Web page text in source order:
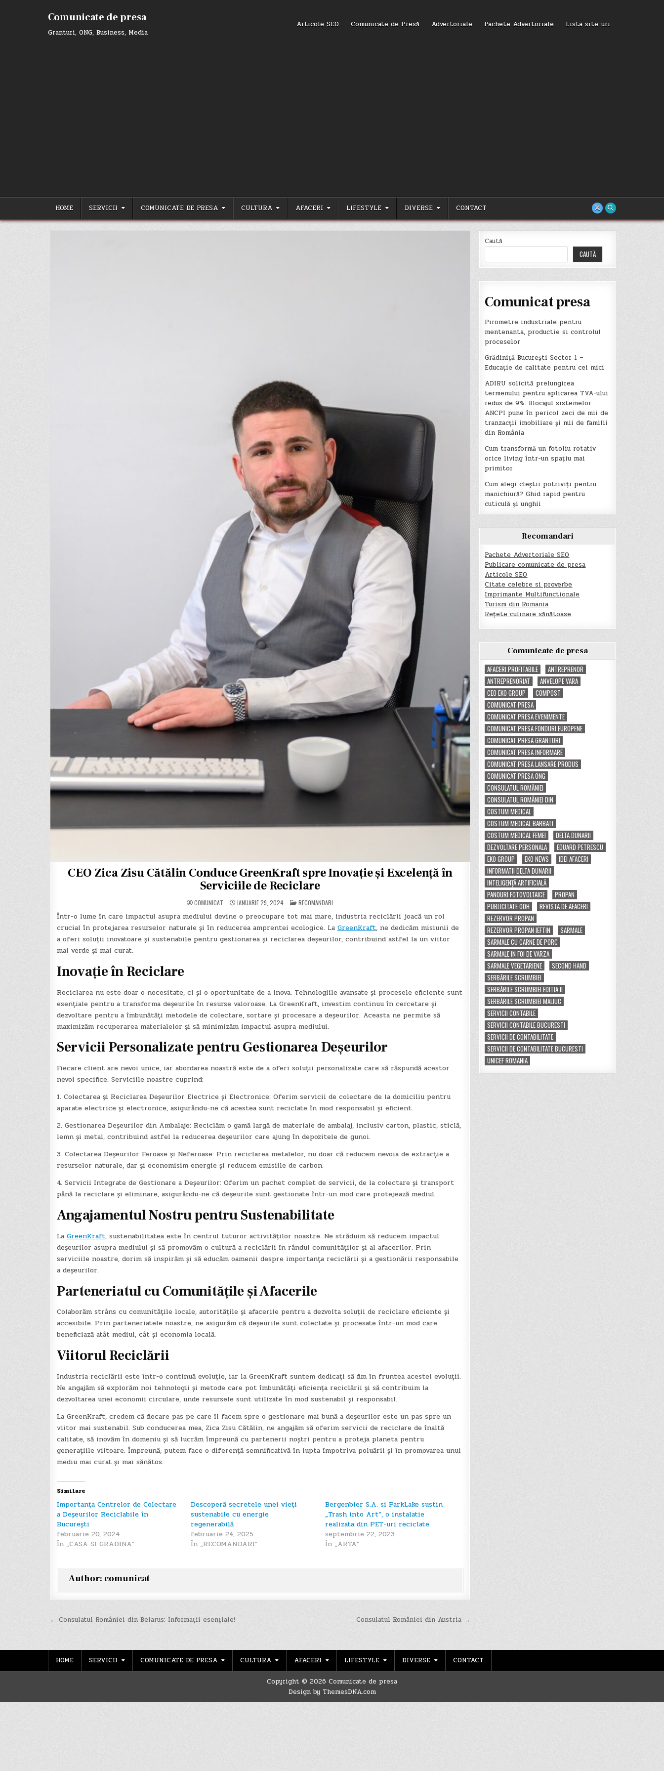
Comunicate de presa
Granturi, ONG, Business, Media
Articole SEO Comunicate de Presă Advertoriale Pachete Advertoriale Lista site-uri
HOME SERVICII COMUNICATE DE PRESA CULTURA AFACERI LIFESTYLE DIVERSE CONTACT
CEO Zica Zisu Cătălin Conduce GreenKraft spre Inovație și Excelență în
Serviciile de Reciclare
COMUNICAT IANUARIE 29, 2024 POSTED
IN
RECOMANDARI
Într-o lume în care impactul asupra mediului devine o preocupare tot mai mare, industria reciclării joacă un rol
crucial în protejarea resurselor naturale și în reducerea amprentei ecologice. La GreenKraft, ne dedicăm misiunii de
a oferi soluții inovatoare și sustenabile pentru gestionarea și reciclarea deșeurilor, contribuind astfel la un viitor
mai verde și mai curat.
Inovație în Reciclare
Reciclarea nu este doar o necesitate, ci și o oportunitate de a inova. Tehnologiile avansate și procesele eficiente sunt
esențiale pentru a transforma deșeurile în resurse valoroase. La GreenKraft, investim continuu în cercetare și
dezvoltare pentru a îmbunătăți metodele de colectare, sortare și procesare a deșeurilor. Aceasta ne permite să
maximizăm recuperarea materialelor și să minimizăm impactul asupra mediului.
Servicii Personalizate pentru Gestionarea Deșeurilor
Fiecare client are nevoi unice, iar abordarea noastră este de a oferi soluții personalizate care să răspundă acestor
nevoi specifice. Serviciile noastre cuprind:
1. Colectarea și Reciclarea Deșeurilor Electrice și Electronice: Oferim servicii de colectare de la domiciliu pentru
aparate electrice și electronice, asigurându-ne că acestea sunt reciclate în mod responsabil și eficient.
2. Gestionarea Deșeurilor din Ambalaje: Reciclăm o gamă largă de materiale de ambalaj, inclusiv carton, plastic, sticlă,
lemn și metal, contribuind astfel la reducerea deșeurilor care ajung în depozitele de gunoi.
3. Colectarea Deșeurilor Feroase și Neferoase: Prin reciclarea metalelor, nu doar că reducem nevoia de extracție a
resurselor naturale, dar și economisim energie și reducem emisiile de carbon.
4. Servicii Integrate de Gestionare a Deșeurilor: Oferim un pachet complet de servicii, de la colectare și transport
până la reciclare și eliminare, asigurându-ne că deșeurile sunt gestionate într-un mod care protejează mediul.
Angajamentul Nostru pentru Sustenabilitate
La GreenKraft, sustenabilitatea este în centrul tuturor activităților noastre. Ne străduim să reducem impactul
deșeurilor asupra mediului și să promovăm o cultură a reciclării în rândul comunităților și al afacerilor. Prin
serviciile noastre, dorim să inspirăm și să educăm oamenii despre importanța reciclării și a gestionării responsabile
a deșeurilor.
Parteneriatul cu Comunitățile și Afacerile
Colaborăm strâns cu comunitățile locale, autoritățile și afacerile pentru a dezvolta soluții de reciclare eficiente și
accesibile. Prin parteneriatele noastre, ne asigurăm că deșeurile sunt colectate și procesate într-un mod care
beneficiază atât mediul, cât și economia locală.
Viitorul Reciclării
Industria reciclării este într-o continuă evoluție, iar la GreenKraft suntem dedicați să fim în fruntea acestei evoluții.
Ne angajăm să explorăm noi tehnologii și metode care pot îmbunătăți eficiența reciclării și să contribuim la
dezvoltarea unei economii circulare, unde resursele sunt utilizate în mod sustenabil și responsabil.
La GreenKraft, credem că fiecare pas pe care îl facem spre o gestionare mai bună a deșeurilor este un pas spre un
viitor mai sustenabil. Sub conducerea mea, Zica Zisu Cătălin, ne angajăm să oferim servicii de reciclare de înaltă
calitate, să inovăm în domeniu și să lucrăm împreună cu partenerii noștri pentru a proteja planeta pentru
generațiile viitoare. Împreună, putem face o diferență semnificativă în lupta împotriva poluării și în promovarea unui
mediu mai curat și mai sănătos.
Similare
Importanța Centrelor de Colectare
a Deșeurilor Reciclabile în
București
februarie 20, 2024
În „CASA SI GRADINA”
Descoperă secretele unei vieți
sustenabile cu energie
regenerabilă
februarie 24, 2025
În „RECOMANDARI”
Bergenbier S.A. si ParkLake sustin
„Trash into Art”, o instalatie
realizata din PET-uri reciclate
septembrie 22, 2023
În „ARTA”
Author: comunicat
Navigare
articole
Consulatul României din Austria →
← Consulatul României din Belarus: Informații esențiale!
Caută
CAUTĂ
Comunicat presa
Pirometre industriale pentru
mentenanta, productie si controlul
proceselor
Grădiniță București Sector 1 –
Educație de calitate pentru cei mici
ADIRU solicită prelungirea
termenului pentru aplicarea TVA-ului
redus de 9%: Blocajul sistemelor
ANCPI pune în pericol zeci de mii de
tranzacții imobiliare și mii de familii
din România
Cum transformă un fotoliu rotativ
orice living într-un spațiu mai
primitor
Cum alegi cleștii potriviți pentru
manichiură? Ghid rapid pentru
cuticulă și unghii
Recomandari
Pachete Advertoriale SEO
Publicare comunicate de presa
Articole SEO
Citate celebre si proverbe
Imprimante Multifunctionale
Turism din Romania
Rețete culinare sănătoase
Comunicate de presa
AFACERI PROFITABILE
ANTREPRENOR
ANTREPRENORIAT
ANVELOPE VARA
CEO EKO GROUP
COMPOST
COMUNICAT PRESA
COMUNICAT PRESA EVENIMENTE
COMUNICAT PRESA FONDURI EUROPENE
COMUNICAT PRESA GRANTURI
COMUNICAT PRESA INFORMARE
COMUNICAT PRESA LANSARE PRODUS
COMUNICAT PRESA ONG
CONSULATUL ROMÂNIEI
CONSULATUL ROMÂNIEI DIN
COSTUM MEDICAL
COSTUM MEDICAL BARBATI
COSTUM MEDICAL FEMEI
DELTA DUNARII
DEZVOLTARE PERSONALA
EDUARD PETRESCU
EKO GROUP
EKO NEWS
IDEI AFACERI
INFORMATII DELTA DUNARII
INTELIGENȚĂ ARTIFICIALĂ
PANOURI FOTOVOLTAICE
PROPAN
PUBLICITATE OOH
REVISTA DE AFACERI
REZERVOR PROPAN
REZERVOR PROPAN IEFTIN
SARMALE
SARMALE CU CARNE DE PORC
SARMALE IN FOI DE VARZA
SARMALE VEGETARIENE
SECOND HAND
SERBĂRILE SCRUMBIEI
SERBĂRILE SCRUMBIEI EDITIA II
SERBĂRILE SCRUMBIEI MALIUC
SERVICII CONTABILE
SERVICII CONTABILE BUCURESTI
SERVICII DE CONTABILITATE
SERVICII DE CONTABILITATE BUCURESTI
UNICEF ROMANIA
HOME SERVICII COMUNICATE DE PRESA CULTURA AFACERI LIFESTYLE DIVERSE CONTACT
Copyright © 2026 Comunicate de presa
Design by ThemesDNA.com